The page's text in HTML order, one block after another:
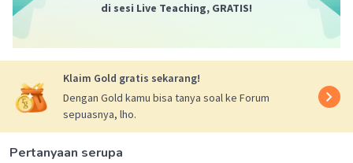
di sesi Live Teaching, GRATIS!
Klaim Gold gratis sekarang!
Dengan Gold kamu bisa tanya soal ke Forum
sepuasnya, lho.
Pertanyaan serupa